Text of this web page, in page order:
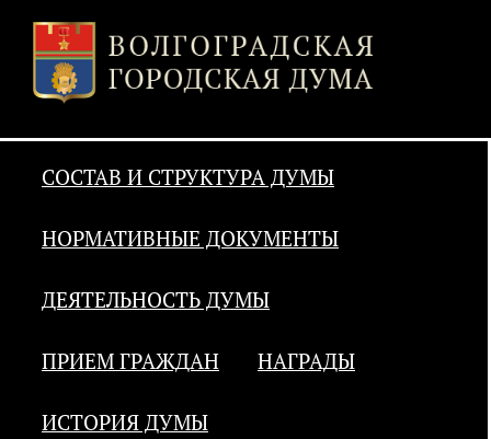
СОСТАВ И СТРУКТУРА ДУМЫ
НОРМАТИВНЫЕ ДОКУМЕНТЫ
ДЕЯТЕЛЬНОСТЬ ДУМЫ
ПРИЕМ ГРАЖДАН НАГРАДЫ
ИСТОРИЯ ДУМЫ